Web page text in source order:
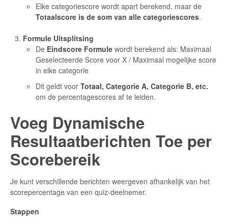
Elke categoriescore wordt apart berekend, maar de
Totaalscore is de som van alle categoriescores.
Formule Uitsplitsing
De Eindscore Formule wordt berekend als: Maximaal
Geselecteerde Score voor X / Maximaal mogelijke score
in elke categorie
Dit geldt voor Totaal, Categorie A, Categorie B, etc.
om de percentagescores af te leiden.
Voeg Dynamische
Resultaatberichten Toe per
Scorebereik
Je kunt verschillende berichten weergeven afhankelijk van het
scorepercentage van een quiz-deelnemer.
Stappen